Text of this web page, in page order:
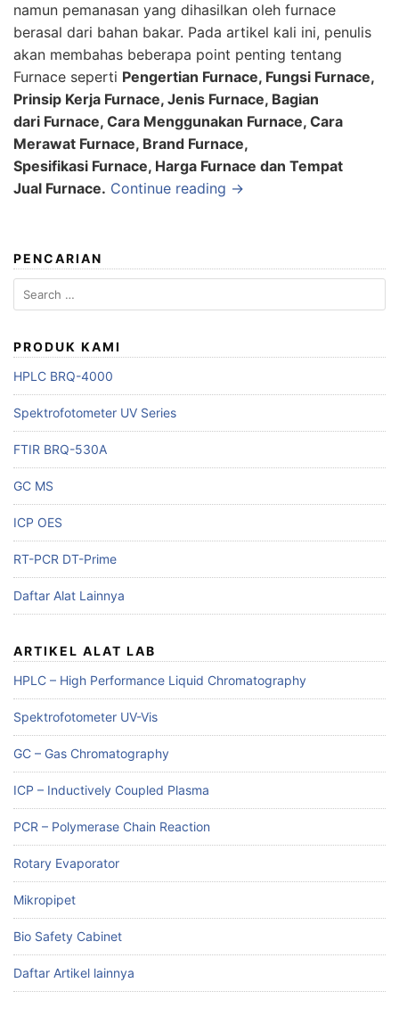
namun pemanasan yang dihasilkan oleh furnace
berasal dari bahan bakar. Pada artikel kali ini, penulis
akan membahas beberapa point penting tentang
Furnace seperti Pengertian Furnace, Fungsi Furnace,
Prinsip Kerja Furnace, Jenis Furnace, Bagian
dari Furnace, Cara Menggunakan Furnace, Cara
Merawat Furnace, Brand Furnace,
Spesifikasi Furnace, Harga Furnace dan Tempat
Jual Furnace. Continue reading →
PENCARIAN
Search
for:
PRODUK KAMI
HPLC BRQ-4000
Spektrofotometer UV Series
FTIR BRQ-530A
GC MS
ICP OES
RT-PCR DT-Prime
Daftar Alat Lainnya
ARTIKEL ALAT LAB
HPLC – High Performance Liquid Chromatography
Spektrofotometer UV-Vis
GC – Gas Chromatography
ICP – Inductively Coupled Plasma
PCR – Polymerase Chain Reaction
Rotary Evaporator
Mikropipet
Bio Safety Cabinet
Daftar Artikel lainnya